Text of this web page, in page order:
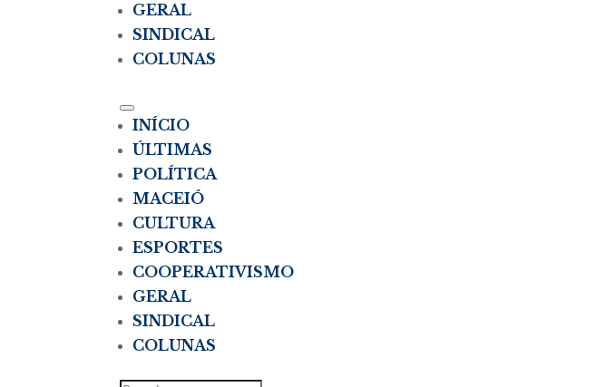
GERAL
SINDICAL
COLUNAS
INÍCIO
ÚLTIMAS
POLÍTICA
MACEIÓ
CULTURA
ESPORTES
COOPERATIVISMO
GERAL
SINDICAL
COLUNAS